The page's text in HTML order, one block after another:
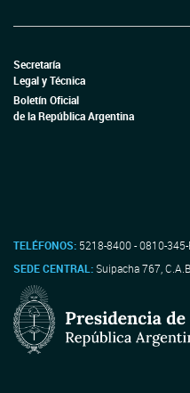
Secretaría
Legal y Técnica
Boletín Oficial
de la República Argentina
TELÉFONOS: 5218-8400 - 0810-
SEDE CENTRAL:Suipacha 767,